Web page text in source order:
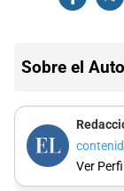
Sobre el
Ver Perfil